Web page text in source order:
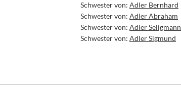
Schwester von:Adler Bernhard
Schwester von:Adler Abraham
Schwester von:Adler Seligmann
Schwester von:Adler Sigmund